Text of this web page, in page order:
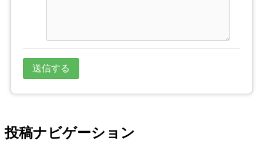
投稿ナビゲーション